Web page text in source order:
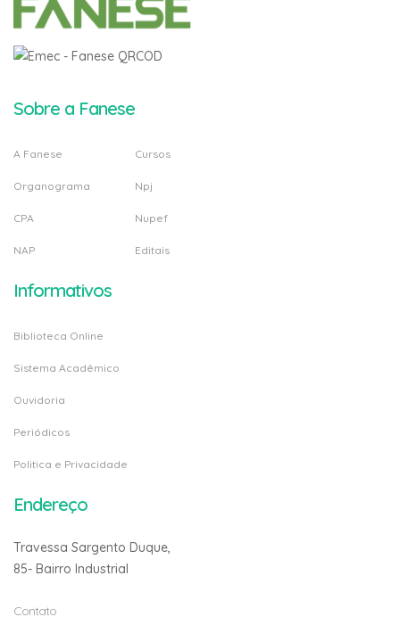
Sobre a Fanese
A Fanese
Organograma
CPA
NAP
Cursos
Npj
Nupef
Editais
Informativos
Biblioteca Online
Sistema Acadêmico
Ouvidoria
Periódicos
Politica e Privacidade
Endereço
Travessa Sargento Duque,
85- Bairro Industrial
Contato